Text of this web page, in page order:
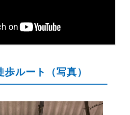
ルート（写真）